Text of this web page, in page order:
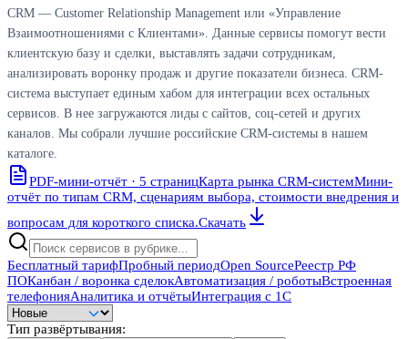
CRM — Customer Relationship Management или «Управление
Взаимоотношениями с Клиентами». Данные сервисы помогут вести
клиентскую базу и сделки, выставлять задачи сотрудникам,
анализировать воронку продаж и другие показатели бизнеса. CRM-
система выступает единым хабом для интеграции всех остальных
сервисов. В нее загружаются лиды с сайтов, соц-сетей и других
каналов. Мы собрали лучшие российские CRM-системы в нашем
каталоге.
PDF-мини-отчёт · 5 страницКарта рынка CRM-системМини-
отчёт по типам CRM, сценариям выбора, стоимости внедрения и
вопросам для короткого списка.Скачать
Бесплатный тарифПробный периодOpen SourceРеестр РФ
ПОКанбан / воронка сделокАвтоматизация / роботыВстроенная
телефонияАналитика и отчётыИнтеграция с 1С
Тип развёртывания: